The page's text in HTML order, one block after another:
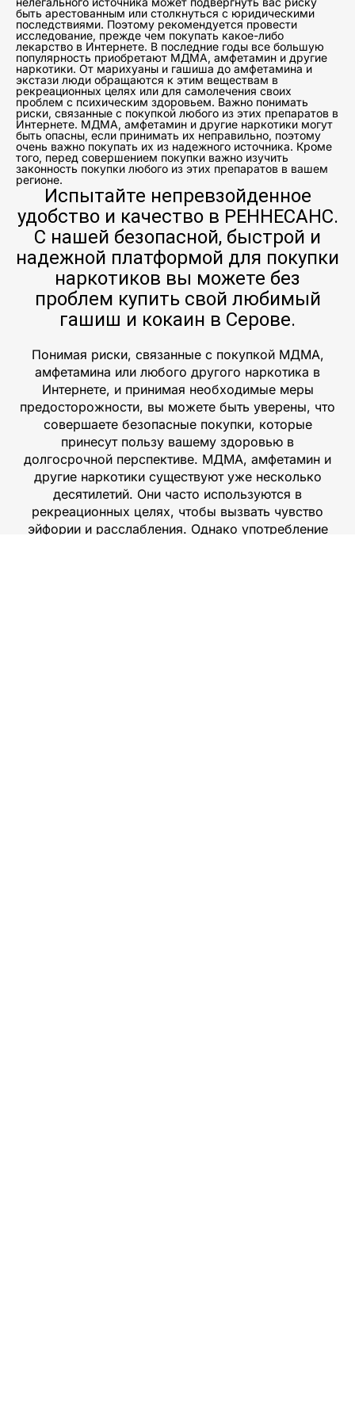
быть арестованным или столкнуться с юридическими
последствиями. Поэтому рекомендуется провести
исследование, прежде чем покупать какое-либо
лекарство в Интернете. В последние годы все большую
популярность приобретают МДМА, амфетамин и другие
наркотики. От марихуаны и гашиша до амфетамина и
экстази люди обращаются к этим веществам в
рекреационных целях или для самолечения своих
проблем с психическим здоровьем. Важно понимать
риски, связанные с покупкой любого из этих препаратов в
Интернете. МДМА, амфетамин и другие наркотики могут
быть опасны, если принимать их неправильно, поэтому
очень важно покупать их из надежного источника. Кроме
того, перед совершением покупки важно изучить
законность покупки любого из этих препаратов в вашем
регионе.
Испытайте непревзойденное
удобство и качество в РЕННЕСАНС.
С нашей безопасной, быстрой и
надежной платформой для покупки
наркотиков вы можете без
проблем купить свой любимый
гашиш и кокаин в Серове.
Понимая риски, связанные с покупкой МДМА,
амфетамина или любого другого наркотика в
Интернете, и принимая необходимые меры
предосторожности, вы можете быть уверены, что
совершаете безопасные покупки, которые
принесут пользу вашему здоровью в
долгосрочной перспективе. МДМА, амфетамин и
другие наркотики существуют уже несколько
десятилетий. Они часто используются в
рекреационных целях, чтобы вызвать чувство
эйфории и расслабления. Однако употребление